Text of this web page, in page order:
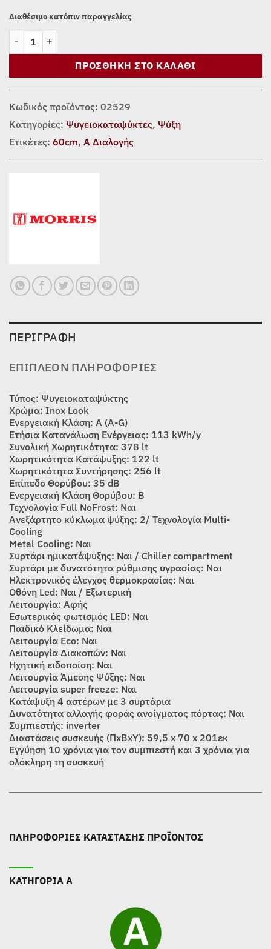
Διαθέσιμο κατόπιν παραγγελίας
ΠΡΟΣΘΉΚΗ ΣΤΟ ΚΑΛΆΘΙ
Κωδικός προϊόντος: 02529
Κατηγορίες: Ψυγειοκαταψύκτες, Ψύξη
Ετικέτες: 60cm, Α Διαλογής
ΠΕΡΙΓΡΑΦΉ
ΕΠΙΠΛΈΟΝ ΠΛΗΡΟΦΟΡΊΕΣ
Τύπος: Ψυγειοκαταψύκτης
Χρώμα: Inox Look
Ενεργειακή Κλάση: Α (A-G)
Ετήσια Κατανάλωση Ενέργειας: 113 kWh/y
Συνολική Χωρητικότητα: 378 lt
Χωρητικότητα Κατάψυξης: 122 lt
Χωρητικότητα Συντήρησης: 256 lt
Επίπεδο Θορύβου: 35 dB
Ενεργειακή Κλάση Θορύβου: Β
Τεχνολογία Full NoFrost: Ναι
Ανεξάρτητο κύκλωμα ψύξης: 2/ Τεχνολογία Multi-
Cooling
Metal Cooling: Ναι
Συρτάρι ημικατάψυξης: Ναι / Chiller compartment
Συρτάρι με δυνατότητα ρύθμισης υγρασίας: Ναι
Ηλεκτρονικός έλεγχος θερμοκρασίας: Ναι
Οθόνη Led: Ναι / Εξωτερική
Λειτουργία: Αφής
Εσωτερικός φωτισμός LED: Ναι
Παιδικό Κλείδωμα: Ναι
Λειτουργία Εco: Ναι
Λειτουργία Διακοπών: Ναι
Ηχητική ειδοποίση: Ναι
Λειτουργία Άμεσης Ψύξης: Ναι
Λειτουργία super freeze: Ναι
Κατάψυξη 4 αστέρων με 3 συρτάρια
Δυνατότητα αλλαγής φοράς ανοίγματος πόρτας: Ναι
Συμπιεστής: inverter
Διαστάσεις συσκευής (ΠxBxY): 59,5 x 70 x 201εκ
Εγγύηση 10 χρόνια για τον συμπιεστή και 3 χρόνια για
ολόκληρη τη συσκευή
ΠΛΗΡΟΦΟΡΙΕΣ ΚΑΤΑΣΤΑΣΗΣ ΠΡΟΪΟΝΤΟΣ
ΚΑΤΗΓΟΡΙΑ Α